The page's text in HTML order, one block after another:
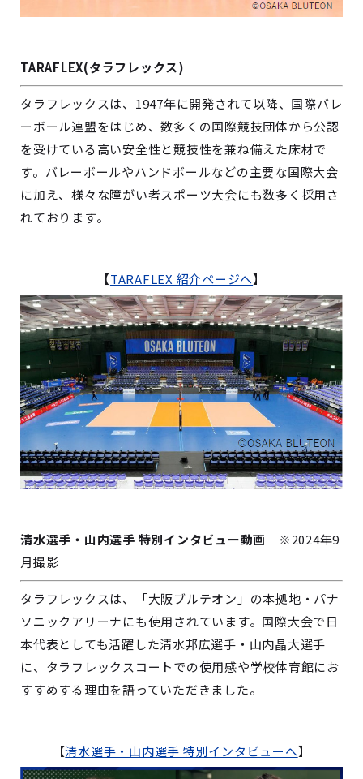
TARAFLEX(タラフレックス)
タラフレックスは、1947年に開発されて以降、国際バレ
ーボール連盟をはじめ、数多くの国際競技団体から公認
を受けている高い安全性と競技性を兼ね備えた床材で
す。バレーボールやハンドボールなどの主要な国際大会
に加え、様々な障がい者スポーツ大会にも数多く採用さ
れております。
【TARAFLEX 紹介ページへ】
清水選手・山内選手 特別インタビュー動画
※2024年9
月撮影
タラフレックスは、「大阪ブルテオン」の本拠地・パナ
ソニックアリーナにも使用されています。国際大会で日
本代表としても活躍した清水邦広選手・山内晶大選手
に、タラフレックスコートでの使用感や学校体育館にお
すすめする理由を語っていただきました。
【清水選手・山内選手 特別インタビューへ】